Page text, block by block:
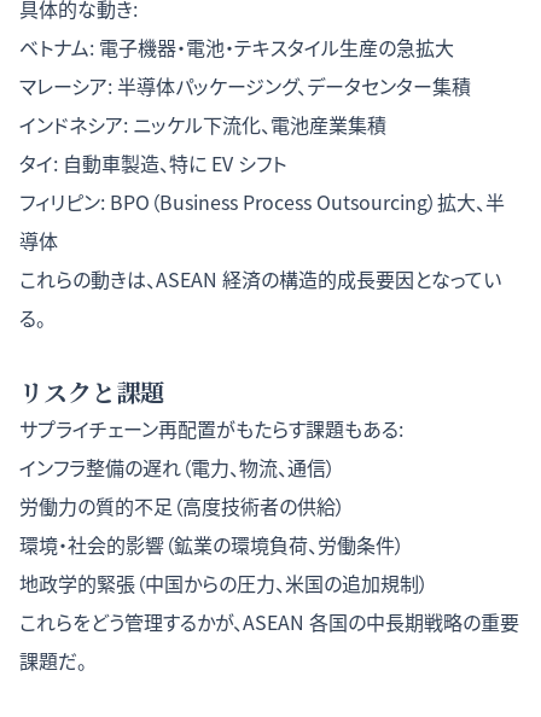
具体的な動き:
ベトナム: 電子機器・電池・テキスタイル生産の急拡大
マレーシア: 半導体パッケージング、データセンター集積
インドネシア: ニッケル下流化、電池産業集積
タイ: 自動車製造、特に EV シフト
フィリピン: BPO（Business Process Outsourcing）拡大、半
導体
これらの動きは、ASEAN 経済の構造的成長要因となってい
る。
リスクと課題
サプライチェーン再配置がもたらす課題もある:
インフラ整備の遅れ（電力、物流、通信）
労働力の質的不足（高度技術者の供給）
環境・社会的影響（鉱業の環境負荷、労働条件）
地政学的緊張（中国からの圧力、米国の追加規制）
これらをどう管理するかが、ASEAN 各国の中長期戦略の重要
課題だ。